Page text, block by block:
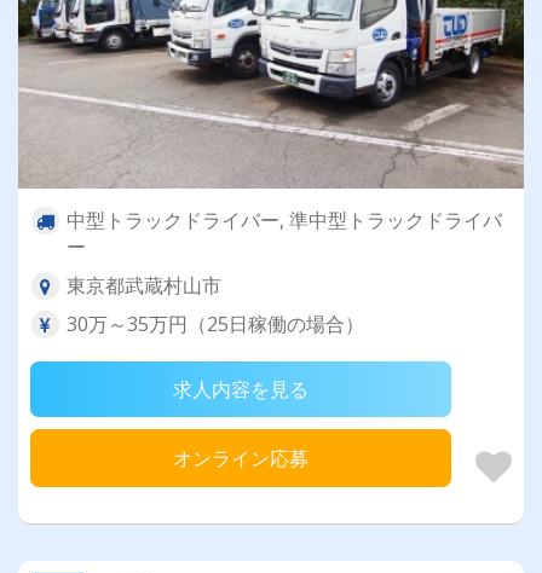
中型トラックドライバー, 準中型トラックドライバ
ー
東京都武蔵村山市
30万～35万円（25日稼働の場合）
求人内容を見る
オンライン応募